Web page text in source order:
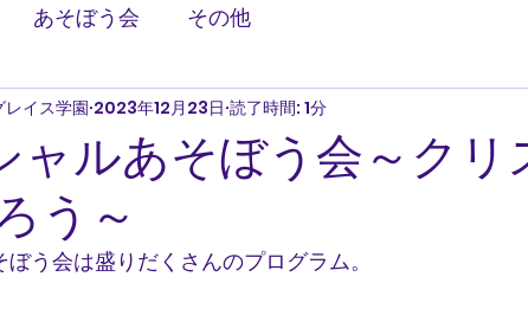
あそぼう会 その他
ャルあそぼう会～ク
う～
イス学園 2023年12月23日 読了時間: 1分
う会は盛りだくさんのプログラム。